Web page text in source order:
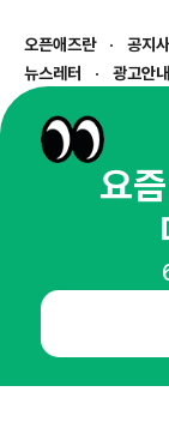
오픈애즈란 공지
뉴스레터
광고안내
경기도 성남시 분당구 대
사업자등록번호 : 144-
통신판매업신고번호 :
호스팅서비스사업자 : 오픈
이용약관
instagramthread
요